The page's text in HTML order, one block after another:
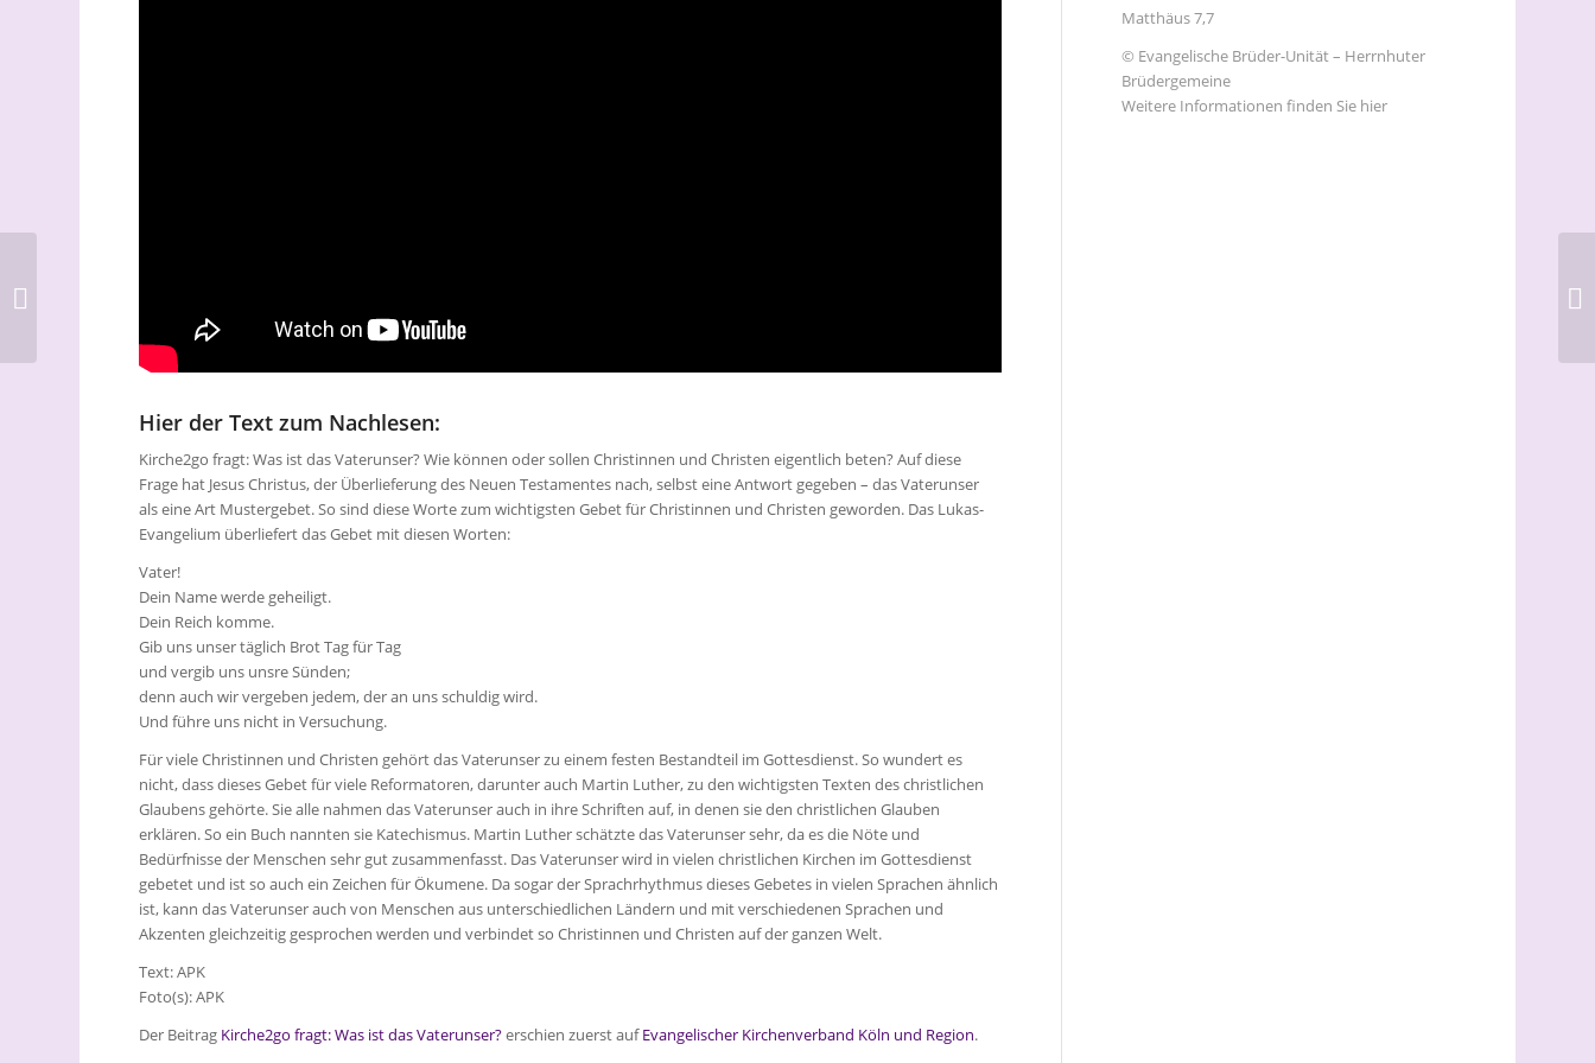
Hier der Text zum Nachlesen:
Kirche2go fragt: Was ist das Vaterunser? Wie können oder sollen Christinnen und Christen eigentlich beten? Auf diese
Frage hat Jesus Christus, der Überlieferung des Neuen Testamentes nach, selbst eine Antwort gegeben – das Vaterunser
als eine Art Mustergebet. So sind diese Worte zum wichtigsten Gebet für Christinnen und Christen geworden. Das Lukas-
Evangelium überliefert das Gebet mit diesen Worten:
Vater!
Dein Name werde geheiligt.
Dein Reich komme.
Gib uns unser täglich Brot Tag für Tag
und vergib uns unsre Sünden;
denn auch wir vergeben jedem, der an uns schuldig wird.
Und führe uns nicht in Versuchung.
Für viele Christinnen und Christen gehört das Vaterunser zu einem festen Bestandteil im Gottesdienst. So wundert es
nicht, dass dieses Gebet für viele Reformatoren, darunter auch Martin Luther, zu den wichtigsten Texten des christlichen
Glaubens gehörte. Sie alle nahmen das Vaterunser auch in ihre Schriften auf, in denen sie den christlichen Glauben
erklären. So ein Buch nannten sie Katechismus. Martin Luther schätzte das Vaterunser sehr, da es die Nöte und
Bedürfnisse der Menschen sehr gut zusammenfasst. Das Vaterunser wird in vielen christlichen Kirchen im Gottesdienst
gebetet und ist so auch ein Zeichen für Ökumene. Da sogar der Sprachrhythmus dieses Gebetes in vielen Sprachen ähnlich
ist, kann das Vaterunser auch von Menschen aus unterschiedlichen Ländern und mit verschiedenen Sprachen und
Akzenten gleichzeitig gesprochen werden und verbindet so Christinnen und Christen auf der ganzen Welt.
Text: APK
Foto(s): APK
Der Beitrag Kirche2go fragt: Was ist das Vaterunser?erschien zuerst aufEvangelischer Kirchenverband Köln und Region.
Matthäus 7,7
© Evangelische Brüder-Unität – Herrnhuter
Brüdergemeine
Weitere Informationen finden Sie hier